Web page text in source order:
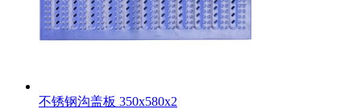
不锈钢沟盖板 350x580x2